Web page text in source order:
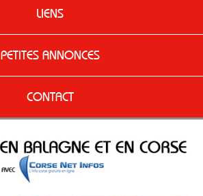
LIENS
PETITES ANNONCES
CONTACT